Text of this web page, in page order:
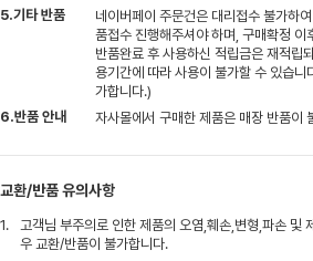
5.기타 반품
네이버페이 주문건은 대리접수 불가하
품접수 진행해주셔야 하며, 구매확정 이
반품완료 후 사용하신 적립금은 재적립
용기간에 따라 사용이 불가할 수 있습
가합니다.)
6.반품 안내
자사몰에서 구매한 제품은 매장 반품이
교환/반품 유의사항
1.
고객님 부주의로 인한 제품의 오염,훼손,변형,파손 및
우 교환/반품이 불가합니다.